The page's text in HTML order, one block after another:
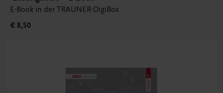
E-Book in der TRAUNER-DigiBox
€ 8,50